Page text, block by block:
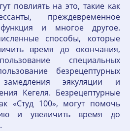
повлиять на это, такие как
преждевременное
и многое другое.
способы, которые
время до окончания,
специальных
безрецептурных
эякуляции и
Кегеля. Безрецептурные
«Студ 100», могут помочь
и увеличить время до